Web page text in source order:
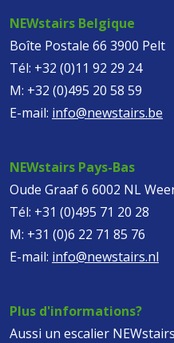
NEWstairs Belgique
Boîte Postale 66 3900 Pelt
Tél: +32 (0)11 92 29 24
M: +32 (0)495 20 58 59
E-mail: info@newstairs.be
NEWstairs Pays-Bas
Oude Graaf 6 6002 NL
Tél: +31 (0)495 71 20 28
M: +31 (0)6 22 71 85 76
E-mail: info@newstairs.nl
Plus d'informations?
Aussi un escalier